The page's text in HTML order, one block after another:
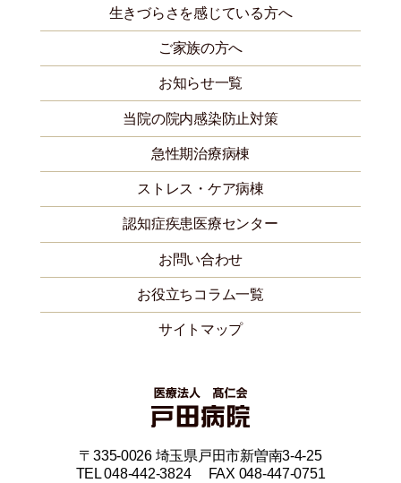
生きづらさを感じている方へ
ご家族の方へ
お知らせ一覧
当院の院内感染防止対策
急性期治療病棟
ストレス・ケア病棟
認知症疾患医療センター
お問い合わせ
お役立ちコラム一覧
サイトマップ
〒335-0026 埼玉県戸田市新曽南3-4-25
TEL 048-442-3824 FAX 048-447-0751